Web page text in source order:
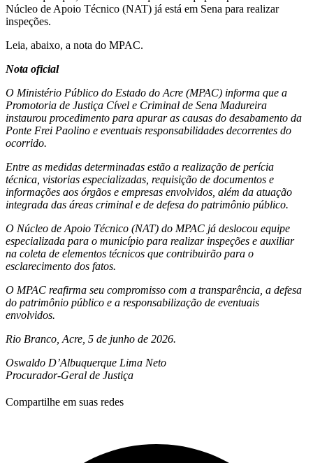
Núcleo de Apoio Técnico (NAT) já está em Sena para realizar
inspeções.
Leia, abaixo, a nota do MPAC.
Nota oficial
O Ministério Público do Estado do Acre (MPAC) informa que a
Promotoria de Justiça Cível e Criminal de Sena Madureira
instaurou procedimento para apurar as causas do desabamento da
Ponte Frei Paolino e eventuais responsabilidades decorrentes do
ocorrido.
Entre as medidas determinadas estão a realização de perícia
técnica, vistorias especializadas, requisição de documentos e
informações aos órgãos e empresas envolvidos, além da atuação
integrada das áreas criminal e de defesa do patrimônio público.
O Núcleo de Apoio Técnico (NAT) do MPAC já deslocou equipe
especializada para o município para realizar inspeções e auxiliar
na coleta de elementos técnicos que contribuirão para o
esclarecimento dos fatos.
O MPAC reafirma seu compromisso com a transparência, a defesa
do patrimônio público e a responsabilização de eventuais
envolvidos.
Rio Branco, Acre, 5 de junho de 2026.
Oswaldo D’Albuquerque Lima Neto
Procurador-Geral de Justiça
Compartilhe em suas redes